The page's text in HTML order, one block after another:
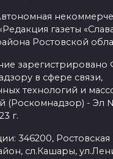
газеты
Ростовской
в сфере связи,
технологий и
(Роскомнадзор) - Эл
г.
346200, Ростовская
сл.Кашары,